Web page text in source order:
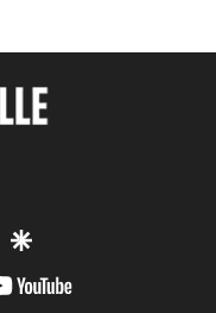
twittergoogle
youtube-